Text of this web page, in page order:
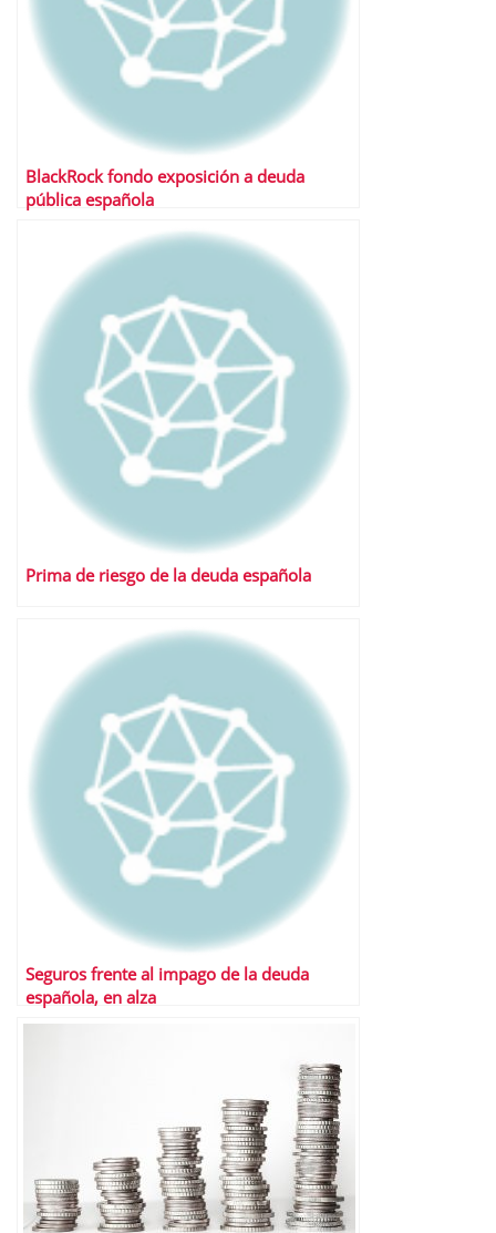
BlackRock fondo exposición a deuda
pública española
Prima de riesgo de la deuda española
Seguros frente al impago de la deuda
española, en alza